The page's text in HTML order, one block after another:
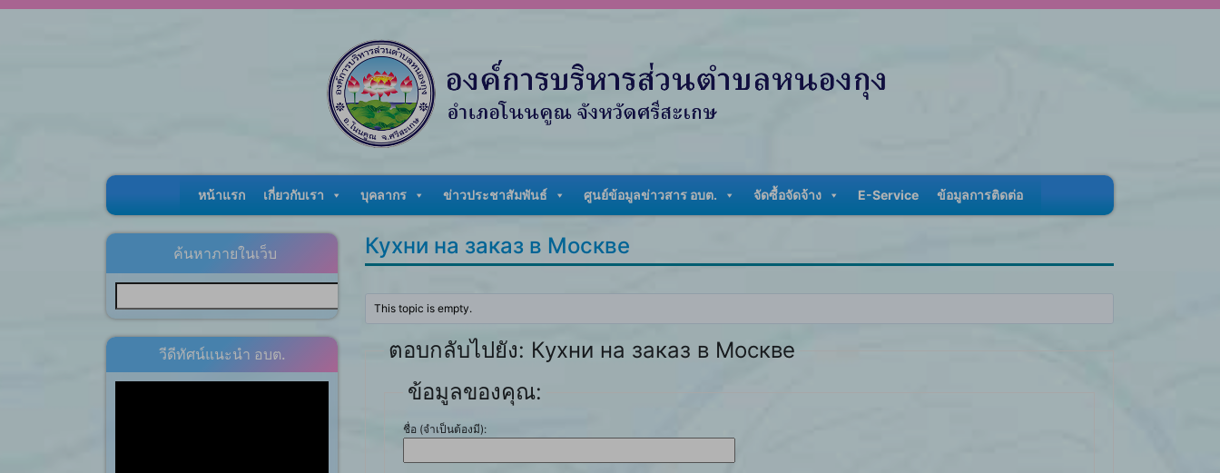
หน้าแรก เกี่ยวกับเรา บุคลากร ข่าวประชาสัมพันธ์ ศูนย์ข้อมูลข่าวสาร อบต. จัดซื้อจัดจ้าง E-Service ข้อมูลการติดต่อ
ค้นหาภายในเว็บ
วีดีทัศน์แนะนำ อบต.
Кухни на заказ в Москве
This topic is empty.
ตอบกลับไปยัง: Кухни на заказ в Москве
ข้อมูลของคุณ:
ชื่อ (จำเป็นต้องมี):